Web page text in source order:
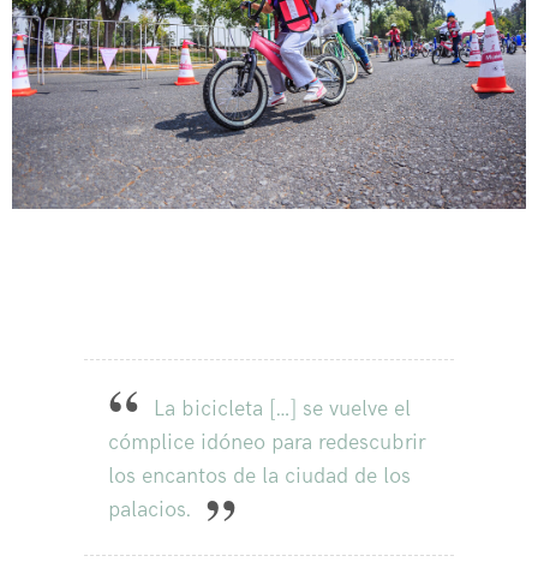
La bicicleta […] se vuelve el
cómplice idóneo para redescubrir
los encantos de la ciudad de los
palacios.